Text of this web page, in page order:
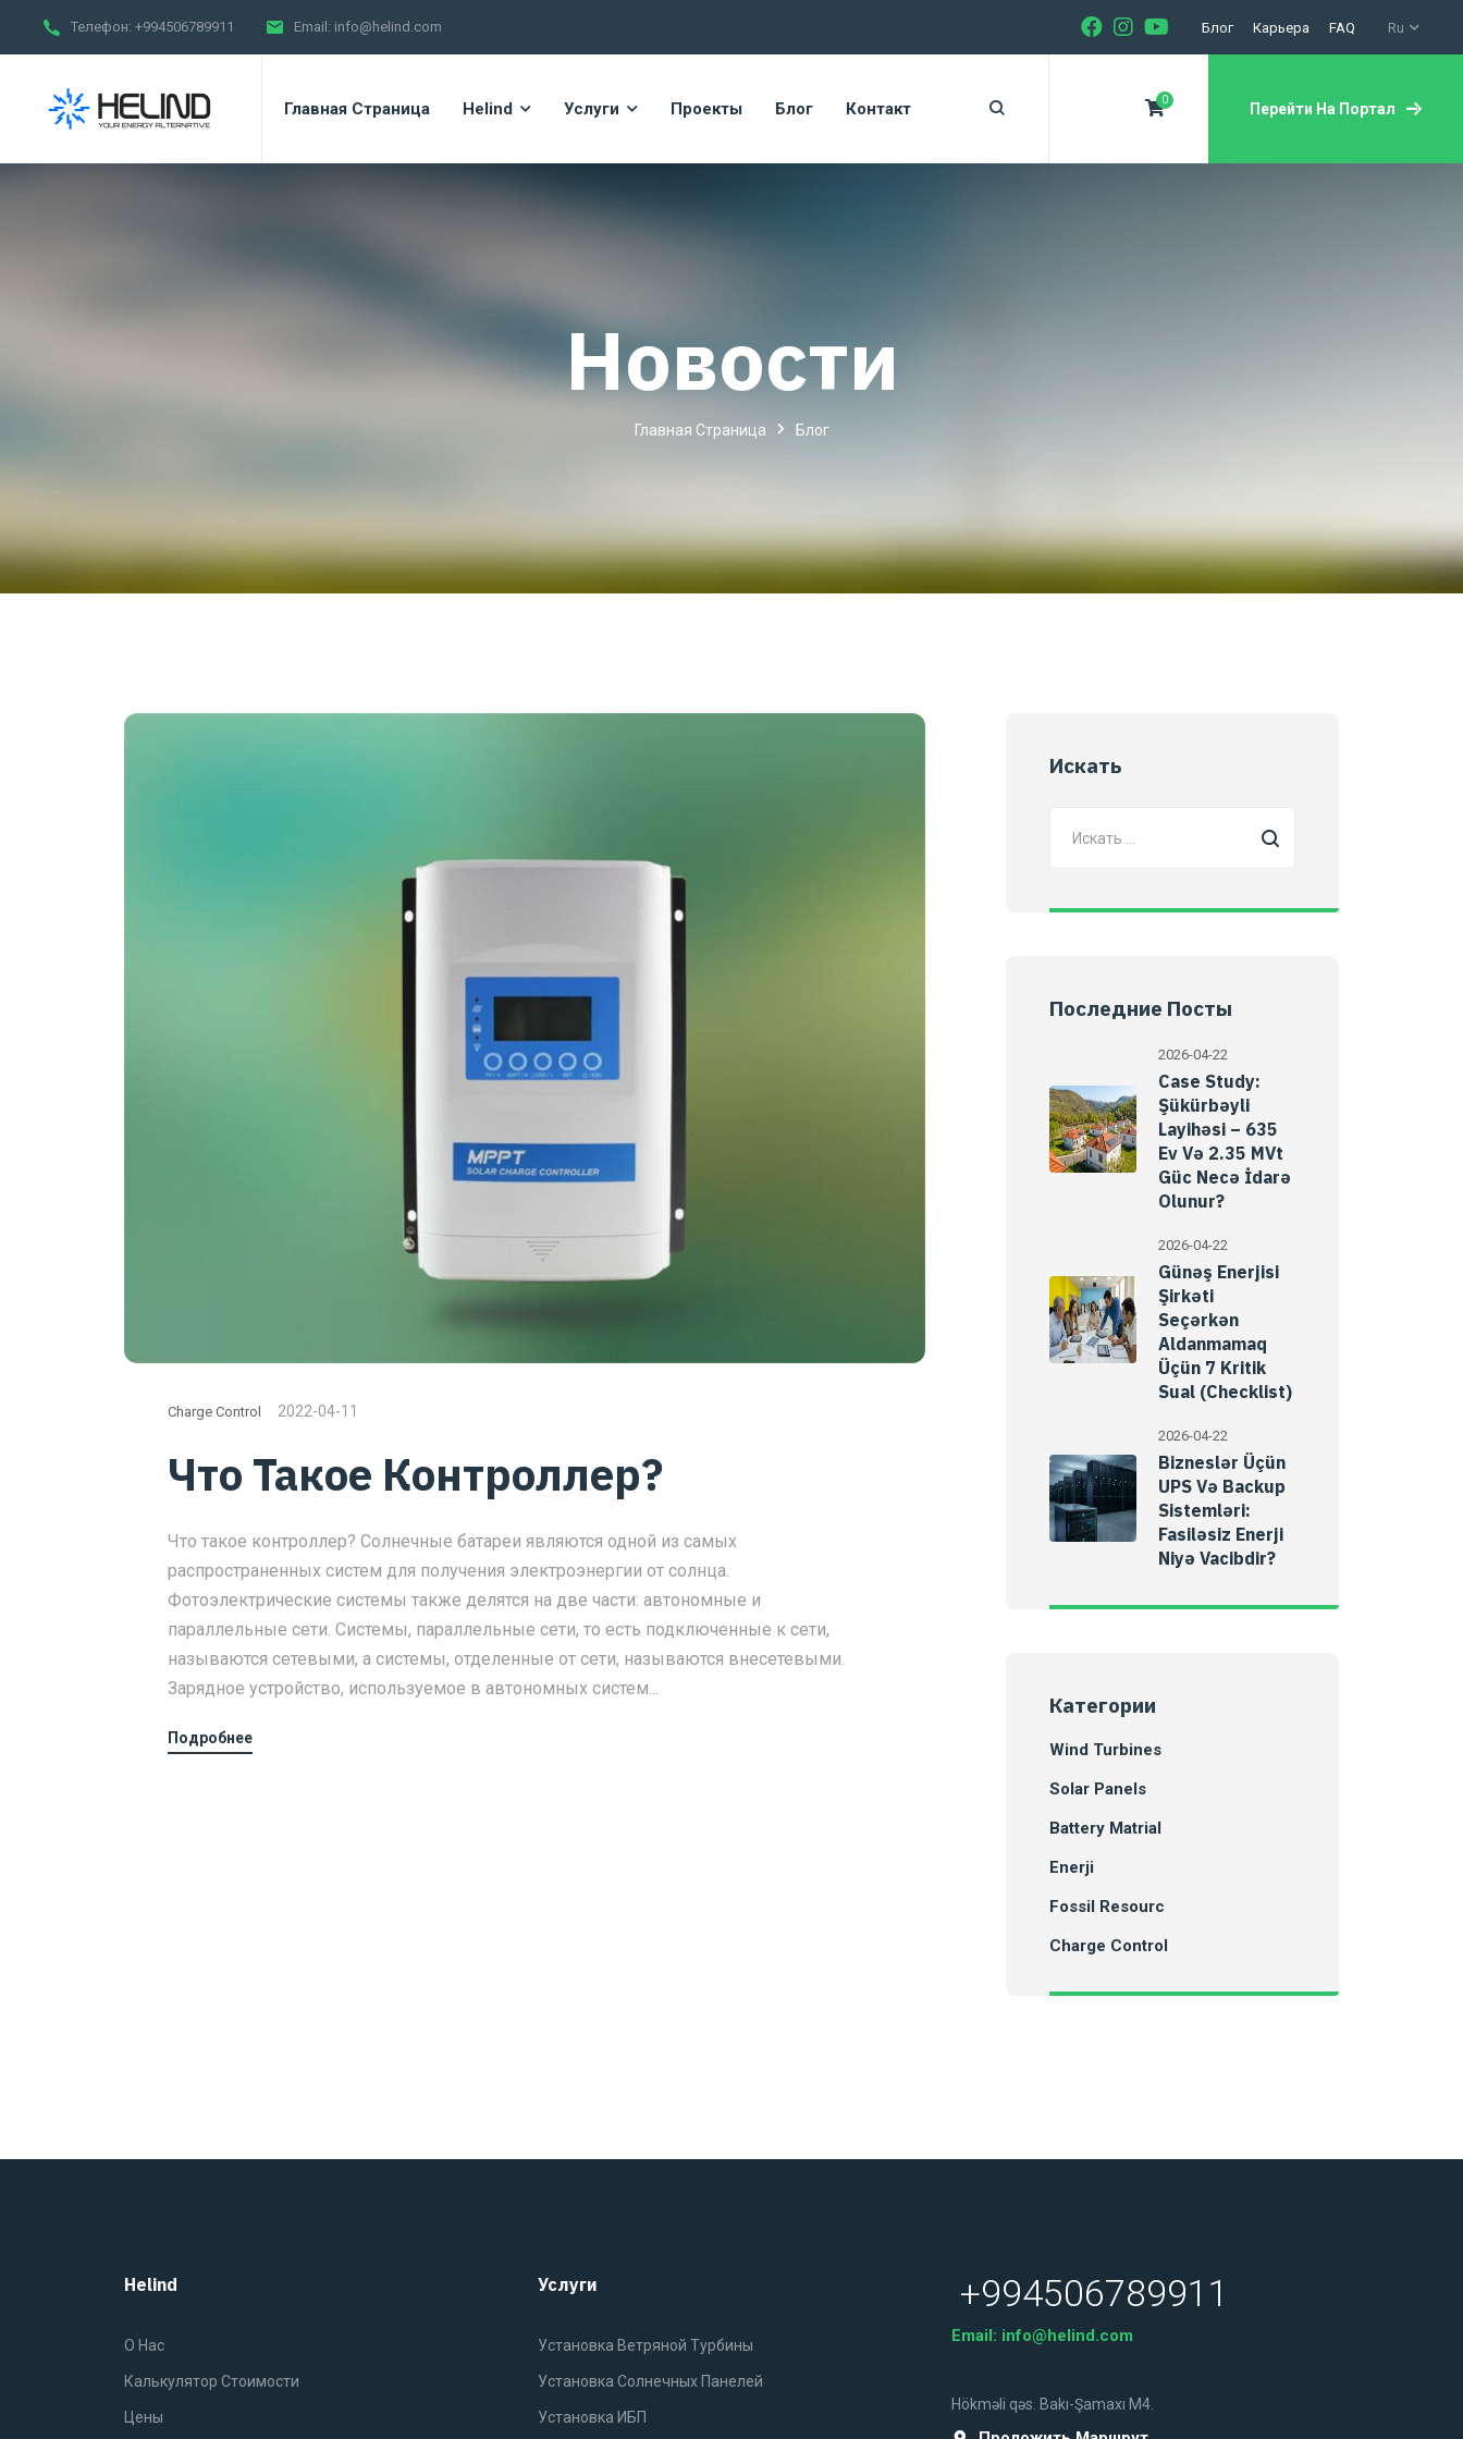
Телефон: +994506789911 Email: info@helind.com Блог Карьера FAQ Ru
Главная Страница Helind Услуги Проекты Блог Контакт 0
Перейти На Портал
Новости
Главная Страница Блог
Charge Control 2022-04-11
Что Такое Контроллер?
Что такое контроллер? Солнечные батареи являются одной из самых
распространенных систем для получения электроэнергии от солнца.
Фотоэлектрические системы также делятся на две части: автономные и
параллельные сети. Системы, параллельные сети, то есть подключенные к сети,
называются сетевыми, а системы, отделенные от сети, называются внесетевыми.
Зарядное устройство, используемое в автономных систем...
Подробнее
Искать
Последние Посты
2026-04-22
Case Study:
Şükürbəyli
Layihəsi – 635
Ev Və 2.35 MVt
Güc Necə İdarə
Olunur?
2026-04-22
Günəş Enerjisi
Şirkəti
Seçərkən
Aldanmamaq
Üçün 7 Kritik
Sual (Checklist)
2026-04-22
Bizneslər Üçün
UPS Və Backup
Sistemləri:
Fasiləsiz Enerji
Niyə Vacibdir?
Категории
Wind Turbines
Solar Panels
Battery Matrial
Enerji
Fossil Resourc
Charge Control
Helind
O Нас
Калькулятор Стоимости
Цены
Услуги
Установка Ветряной Турбины
Установка Солнечных Панелей
Установка ИБП
+994506789911
Email: info@helind.com
Hökməli qəs. Bakı-Şamaxı M4.